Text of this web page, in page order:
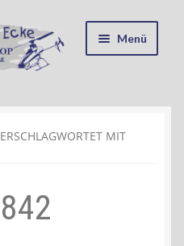
Menü
Umwelt
MIT